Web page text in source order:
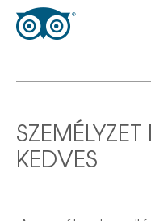
KEDVES